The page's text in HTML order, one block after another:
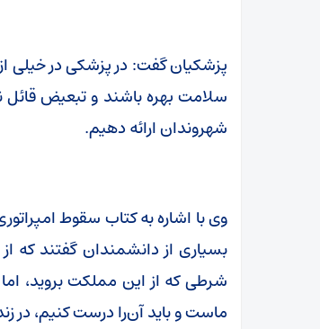
پزشکیان گفت: در پزشکی در خیلی
سلامت بهره باشند و تبعیض
شهروندان ارائه دهیم.
وی با اشاره به کتاب سقوط
بسیاری از دانشمندان گفتند که
شرطی که از این مملکت بروید،
ماست و باید آن‌را درست کنیم، در